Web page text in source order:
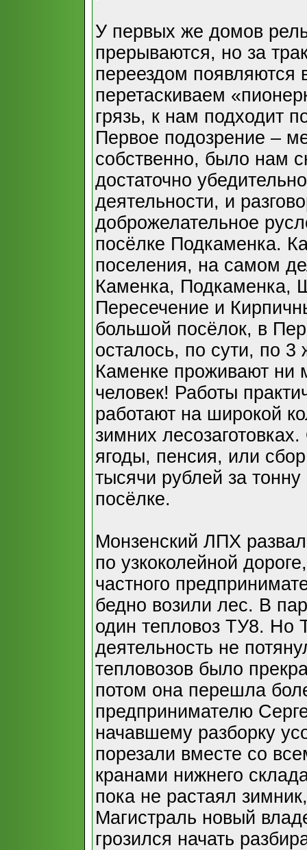
У первых же домов
прерываются, но за
переездом появляются
перетаскиваем
грязь, к нам подходит
Первое подозрение –
собственно, было нам
достаточно
деятельности, и
доброжелательное
посёлке Подкаменка.
поселения, на самом
Каменка, Подкаменка,
Пересечение и
большой посёлок, в
осталось, по сути, по
Каменке проживают ни
человек! Работы
работают на широкой
зимних
ягоды, пенсия, или
тысячи рублей за
посёлке.
Монзенский ЛПХ
по узкоколейной
частного
бедно возили лес. В
один тепловоз ТУ8. Но
деятельность не
тепловозов было
потом она перешла
предпринимателю
начавшему разборку
порезали вместе со
кранами нижнего
пока не растаял
Магистраль новый
грозился начать